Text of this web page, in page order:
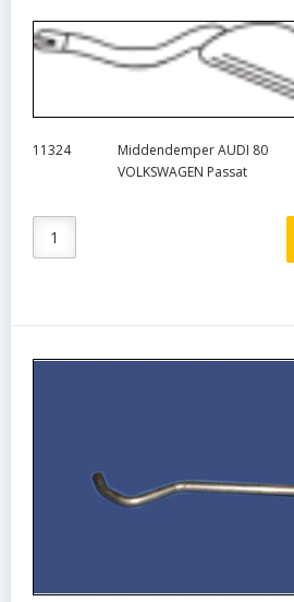
11324
Middendemper AUDI 80
VOLKSWAGEN Passat